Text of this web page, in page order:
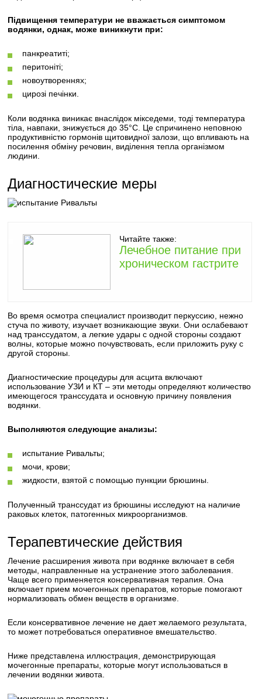
Підвищення температури не вважається симптомом
водянки, однак, може виникнути при:
панкреатиті;
перитоніті;
новоутвореннях;
цирозі печінки.
Коли водянка виникає внаслідок мікседеми, тоді температура
тіла, навпаки, знижується до 35°С. Це спричинено неповною
продуктивністю гормонів щитовидної залози, що впливають на
посилення обміну речовин, виділення тепла організмом
людини.
Диагностические меры
Читайте также:
Лечебное питание при
хроническом гастрите
Во время осмотра специалист производит перкуссию, нежно
стуча по животу, изучает возникающие звуки. Они ослабевают
над транссудатом, а легкие удары с одной стороны создают
волны, которые можно почувствовать, если приложить руку с
другой стороны.
Диагностические процедуры для асцита включают
использование УЗИ и КТ – эти методы определяют количество
имеющегося транссудата и основную причину появления
водянки.
Выполняются следующие анализы:
испытание Ривальты;
мочи, крови;
жидкости, взятой с помощью пункции брюшины.
Полученный транссудат из брюшины исследуют на наличие
раковых клеток, патогенных микроорганизмов.
Терапевтические действия
Лечение расширения живота при водянке включает в себя
методы, направленные на устранение этого заболевания.
Чаще всего применяется консервативная терапия. Она
включает прием мочегонных препаратов, которые помогают
нормализовать обмен веществ в организме.
Если консервативное лечение не дает желаемого результата,
то может потребоваться оперативное вмешательство.
Ниже представлена иллюстрация, демонстрирующая
мочегонные препараты, которые могут использоваться в
лечении водянки живота.